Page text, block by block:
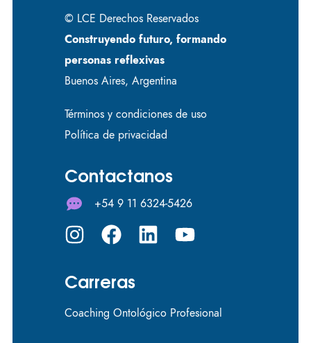
© LCE Derechos Reservados
Construyendo futuro, formando
personas reflexivas
Buenos Aires, Argentina
Términos y condiciones de uso
Política de privacidad
Contactanos
+54 9 11 6324-5426
Carreras
Coaching Ontológico Profesional